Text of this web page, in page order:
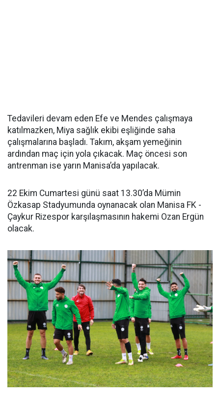
Tedavileri devam eden Efe ve Mendes çalışmaya
katılmazken, Miya sağlık ekibi eşliğinde saha
çalışmalarına başladı. Takım, akşam yemeğinin
ardından maç için yola çıkacak. Maç öncesi son
antrenman ise yarın Manisa’da yapılacak.
22 Ekim Cumartesi günü saat 13.30’da Mümin
Özkasap Stadyumunda oynanacak olan Manisa FK -
Çaykur Rizespor karşılaşmasının hakemi Ozan Ergün
olacak.